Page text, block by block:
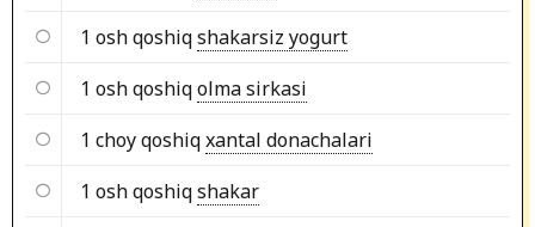
1 osh qoshiqshakarsiz yogurt
1 osh qoshiqolma sirkasi
1 choy qoshiqxantal donachalari
1 osh qoshiqshakar